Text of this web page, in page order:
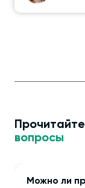
вопросы
Можно ли